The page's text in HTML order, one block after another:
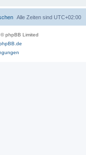
Alle Zeiten sind UTC+02:00
phpBB Limited